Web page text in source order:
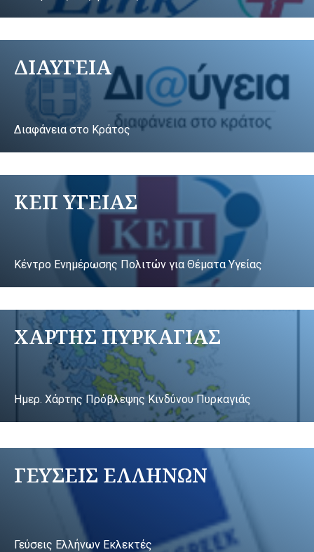
ΔΙΑΥΓΕΙΑ
Διαφάνεια στο Κράτος
ΚΕΠ ΥΓΕΙΑΣ
Κέντρο Ενημέρωσης Πολιτών για Θέματα Υγείας
ΧΑΡΤΗΣ ΠΥΡΚΑΓΙΑΣ
Ημερ. Χάρτης Πρόβλεψης Κινδύνου Πυρκαγιάς
ΓΕΥΣΕΙΣ ΕΛΛΗΝΩΝ
Γεύσεις Ελλήνων Εκλεκτές